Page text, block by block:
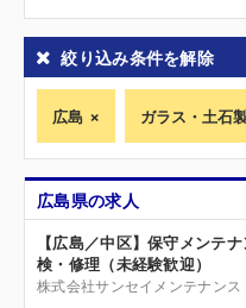
絞り込み条件を解除
広島 ガラス・土石
広島県の求人
【広島／中区】保守メンテ
検・修理（未経験歓迎）
株式会社サンセイメンテナンス